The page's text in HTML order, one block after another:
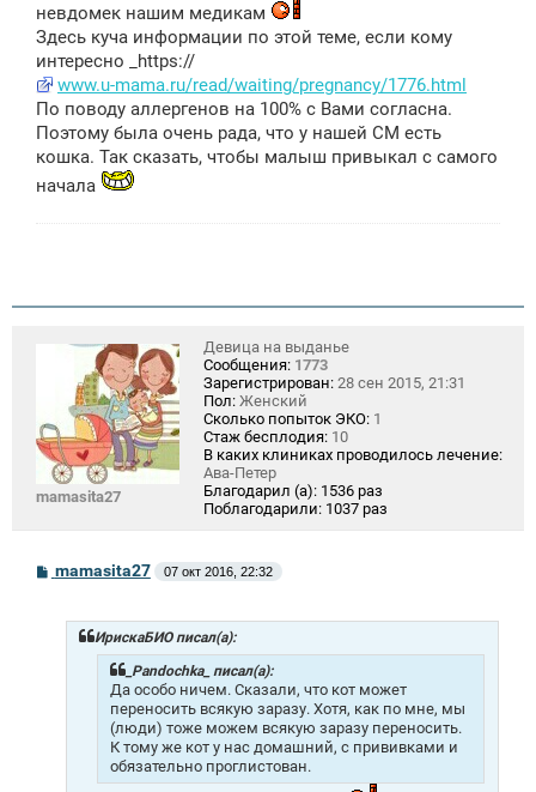
невдомек нашим медикам
Здесь куча информации по этой теме, если кому
интересно _https://
www.u-mama.ru/read/waiting/pregnancy/1776.html
По поводу аллергенов на 100% с Вами согласна.
Поэтому была очень рада, что у нашей СМ есть
кошка. Так сказать, чтобы малыш привыкал с самого
начала
mamasita27
Девица на выданье
Сообщения: 1773
Зарегистрирован: 28 сен 2015, 21:31
Пол: Женский
Сколько попыток ЭКО: 1
Стаж бесплодия: 10
В каких клиниках проводилось лечение:
Ава-Петер
Благодарил (а): 1536 раз
Поблагодарили: 1037 раз
Сmamasita27 07 окт 2016, 22:32
ИрискаБИО писал(а):
_Pandochka_ писал(а):
Да особо ничем. Сказали, что кот может
переносить всякую заразу. Хотя, как по мне, мы
(люди) тоже можем всякую заразу переносить.
К тому же кот у нас домашний, с прививками и
обязательно проглистован.